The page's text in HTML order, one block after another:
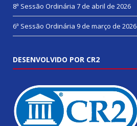
8ª Sessão Ordinária 7 de abril de 2026
6ª Sessão Ordinária 9 de março de 2026
DESENVOLVIDO POR CR2